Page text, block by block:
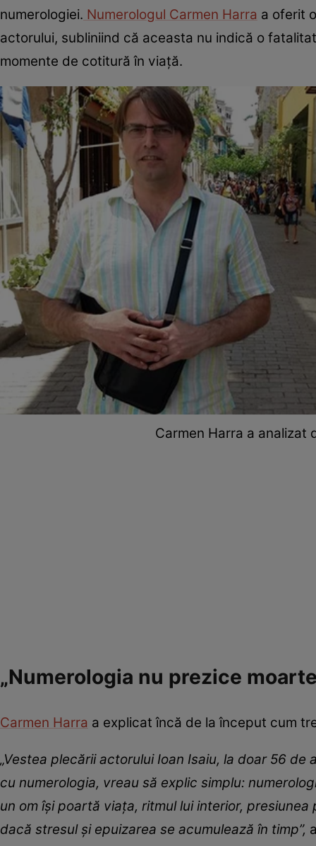
numerologiei. Numerologul Carmen Harra a oferit
actorului, subliniind că aceasta nu indică o
momente de cotitură în viață.
Carmen Harra a analizat
„Numerologia nu prezice
Carmen Harra a explicat încă de la început cum
„Vestea plecării actorului Ioan Isaiu, la doar 56
cu numerologia, vreau să explic simplu:
un om își poartă viața, ritmul lui interior,
dacă stresul și epuizarea se acumulează în timp”,